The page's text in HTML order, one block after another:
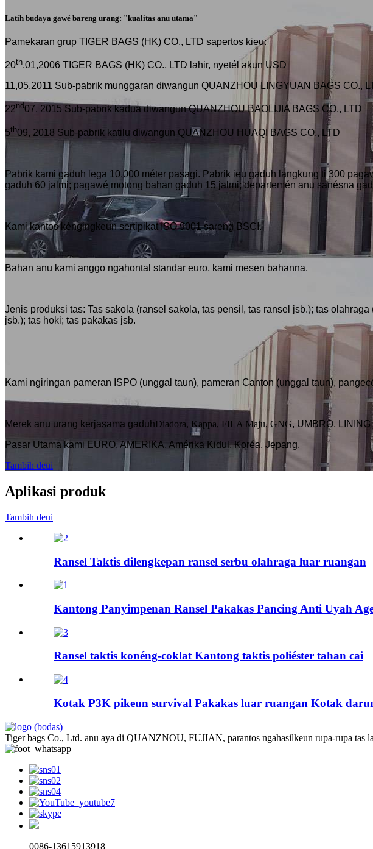
Latih budaya gawé bareng urang: "kualitas anu utama"
Pamekaran grup TIGER BAGS (HK) CO., LTD sapertos kieu:
20th,01,2006 TIGER BAGS (HK) CO., LTD lahir, nyetél akun USD
11,05,2011 Sub-pabrik munggaran diwangun QUANZHOU LINGYUAN BAGS CO.,
22nd07, 2015 Sub-pabrik kadua diwangun QUANZHOU BAOLIJIA BAGS CO., LTD
5th09, 2018 Sub-pabrik katilu diwangun QUANZHOU HUAQI BAGS CO., LTD
Pabrik kami gaduh lega 10.000 méter pasagi. Pabrik ieu gaduh langkung ti 300
gaduh 60 jalmi; pagawé motong bahan gaduh 15 jalmi; departemén anu sanésna
Kami kantos kéngingkeun sertipikat ISO 9001 sareng BSCI.
Bahan anu kami anggo ngahontal standar euro, kami mesen bahanna.
Jenis produksi tas: Tas sakola (ransel sakola, tas pensil, tas ransel jsb.); tas
jsb.); tas hoki; tas pakakas jsb.
Kami ngiringan pameran ISPO (unggal taun), pameran Canton (unggal taun),
Merek anu urang kerjasama gaduhDiadora, Kappa, FILA Maju, GNG, UMBRO, LINING
Pasar Utama kami EURO, AMERIKA, Amérika Kidul, Koréa, Jepang.
Tambih deui
Aplikasi produk
Tambih deui
Ransel Taktis dilengkepan ransel serbu olahraga luar ruangan
Kantong Panyimpenan Ransel Pakakas Pancing Anti Uyah
Ransel taktis konéng-coklat Kantong taktis poliéster tahan cai
Kotak P3K pikeun survival Pakakas luar ruangan Kotak
Tiger bags Co., Ltd. anu aya di QUANZNOU, FUJIAN, parantos ngahasilkeun rupa-rupa tas
0086-13615913918